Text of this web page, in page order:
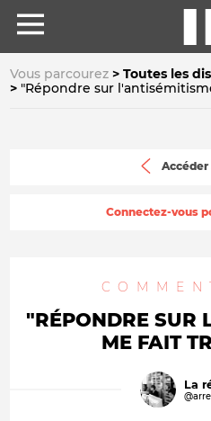
Vous parcourez
Toutes les
"Répondre sur
Connectez-vous
"RÉPONDRE SUR
ME FAIT
La